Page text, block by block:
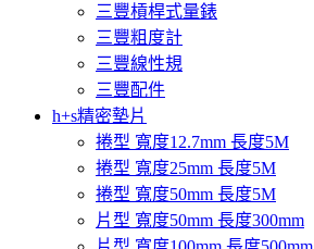
三豐槓桿式量錶
三豐粗度計
三豐線性規
三豐配件
h+s精密墊片
捲型 寬度12.7mm 長度5M
捲型 寬度25mm 長度5M
捲型 寬度50mm 長度5M
片型 寬度50mm 長度300mm